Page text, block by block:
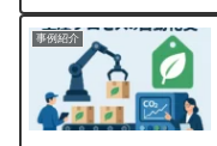
事例紹介